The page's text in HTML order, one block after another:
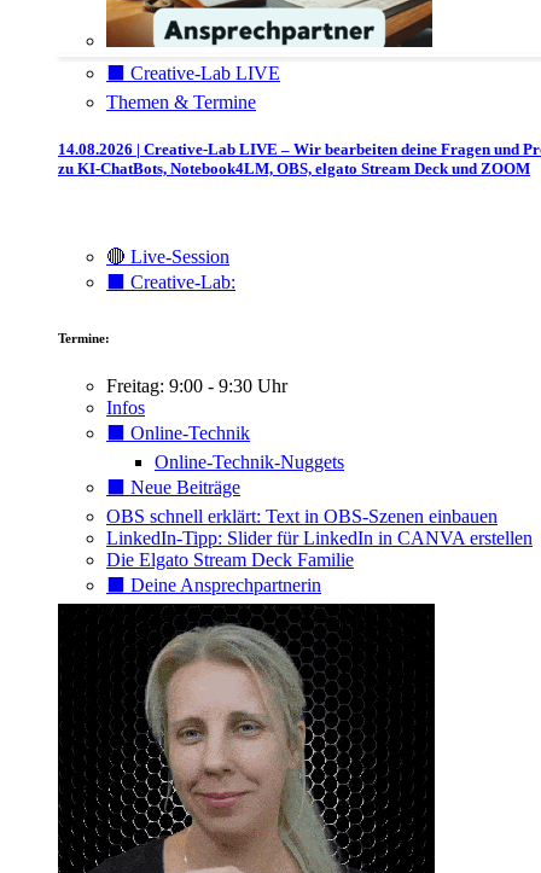
⬛️ Creative-Lab LIVE
Themen & Termine
14.08.2026 | Creative-Lab LIVE – Wir bearbeiten deine Fragen und
zu KI-ChatBots, Notebook4LM, OBS, elgato Stream Deck und ZOOM
🔴 Live-Session
⬛️ Creative-Lab:
Termine:
Freitag: 9:00 - 9:30 Uhr
Infos
⬛️ Online-Technik
Online-Technik-Nuggets
⬛️ Neue Beiträge
OBS schnell erklärt: Text in OBS-Szenen einbauen
LinkedIn-Tipp: Slider für LinkedIn in CANVA erstellen
Die Elgato Stream Deck Familie
⬛️ Deine Ansprechpartnerin